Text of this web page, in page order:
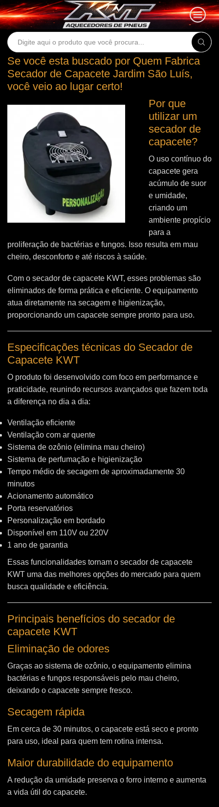
Search
Se você esta buscado por Quem Fabrica
Secador de Capacete Jardim São Luís,
você veio ao lugar certo!
Por que
utilizar um
secador de
capacete?
O uso contínuo do
capacete gera
acúmulo de suor
e umidade,
criando um
ambiente propício
para a
proliferação de bactérias e fungos. Isso resulta em mau
cheiro, desconforto e até riscos à saúde.
Com o secador de capacete KWT, esses problemas são
eliminados de forma prática e eficiente. O equipamento
atua diretamente na secagem e higienização,
proporcionando um capacete sempre pronto para uso.
Especificações técnicas do Secador de
Capacete KWT
O produto foi desenvolvido com foco em performance e
praticidade, reunindo recursos avançados que fazem toda
a diferença no dia a dia:
Ventilação eficiente
Ventilação com ar quente
Sistema de ozônio (elimina mau cheiro)
Sistema de perfumação e higienização
Tempo médio de secagem de aproximadamente 30
minutos
Acionamento automático
Porta reservatórios
Personalização em bordado
Disponível em 110V ou 220V
1 ano de garantia
Essas funcionalidades tornam o secador de capacete
KWT uma das melhores opções do mercado para quem
busca qualidade e eficiência.
Principais benefícios do secador de
capacete KWT
Eliminação de odores
Graças ao sistema de ozônio, o equipamento elimina
bactérias e fungos responsáveis pelo mau cheiro,
deixando o capacete sempre fresco.
Secagem rápida
Em cerca de 30 minutos, o capacete está seco e pronto
para uso, ideal para quem tem rotina intensa.
Maior durabilidade do equipamento
A redução da umidade preserva o forro interno e aumenta
a vida útil do capacete.